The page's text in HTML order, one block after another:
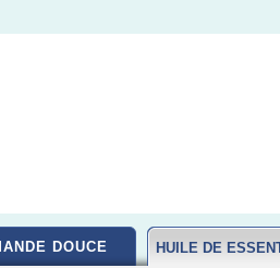
DOUCE HUILE DE